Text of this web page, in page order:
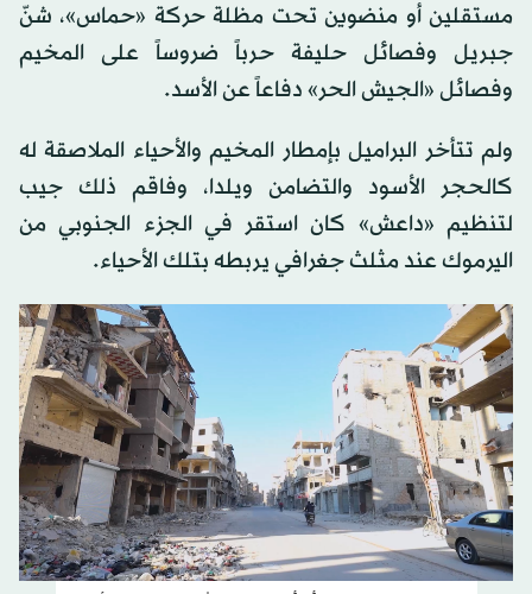
مستقلين أو منضوين تحت مظلة حركة «حماس»، شنّ
جبريل وفصائل حليفة حرباً ضروساً على المخيم
وفصائل «الجيش الحر» دفاعاً عن الأسد.
ولم تتأخر البراميل بإمطار المخيم والأحياء الملاصقة له
كالحجر الأسود والتضامن ويلدا، وفاقم ذلك جيب
لتنظيم «داعش» كان استقر في الجزء الجنوبي من
اليرموك عند مثلث جغرافي يربطه بتلك الأحياء.